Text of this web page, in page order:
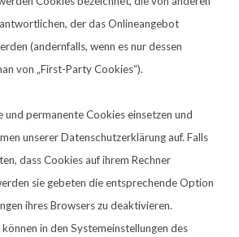
der das Onlineangebot
(andernfalls, wenn es nur dessen
von „First-Party Cookies“).
permanente Cookies einsetzen und
unserer Datenschutzerklärung auf. Falls
dass Cookies auf ihrem Rechner
sie gebeten die entsprechende Option
ihres Browsers zu deaktivieren.
in den Systemeinstellungen des